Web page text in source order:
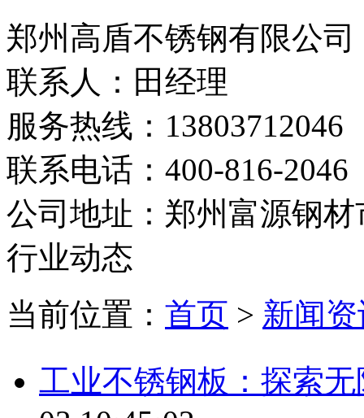
郑州高盾不锈钢有限公司
联系人：田经理
服务热线：13803712046
联系电话：400-816-2046
公司地址：郑州富源钢
行业动态
当前位置： 首页 > 新闻
工业不锈钢板：探索